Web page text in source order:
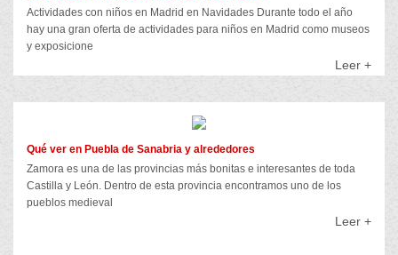
Actividades con niños en Madrid en Navidades Durante todo el año
hay una gran oferta de actividades para niños en Madrid como museos
y exposicione
Leer +
Qué ver en Puebla de Sanabria y alrededores
Zamora es una de las provincias más bonitas e interesantes de toda
Castilla y León. Dentro de esta provincia encontramos uno de los
pueblos medieval
Leer +